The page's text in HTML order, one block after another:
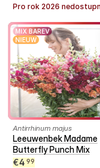
Pro rok 2026
MIX BAREV
NIEUW
Antirrhinum majus
Leeuwenbek Madame
Butterfly Punch Mix
€4 99